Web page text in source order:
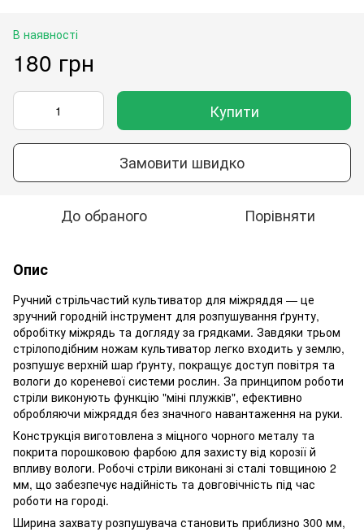
В наявності
180 грн
Купити
Замовити швидко
До обраного Порівняти
Опис
Ручний стрільчастий культиватор для міжряддя — це
зручний городній інструмент для розпушування ґрунту,
обробітку міжрядь та догляду за грядками. Завдяки трьом
стрілоподібним ножам культиватор легко входить у землю,
розпушує верхній шар ґрунту, покращує доступ повітря та
вологи до кореневої системи рослин. За принципом роботи
стріли виконують функцію "міні плужків", ефективно
обробляючи міжряддя без значного навантаження на руки.
Конструкція виготовлена з міцного чорного металу та
покрита порошковою фарбою для захисту від корозії й
впливу вологи. Робочі стріли виконані зі сталі товщиною 2
мм, що забезпечує надійність та довговічність під час
роботи на городі.
Ширина захвату розпушувача становить приблизно 300 мм,